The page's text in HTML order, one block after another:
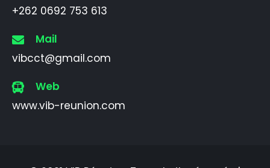
+262 0692 753 613
Mail
vibcct@gmail.com
Web
www.vib-reunion.com